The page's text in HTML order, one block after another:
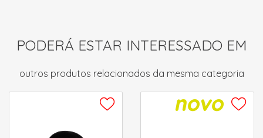
PODERÁ ESTAR INTERESSADO EM
outros produtos relacionados da mesma categoria